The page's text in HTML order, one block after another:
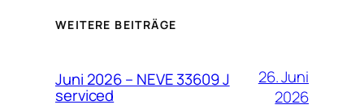
WEITERE BEITRÄGE
Juni 2026 – NEVE 33609 J
serviced
26. Juni
2026